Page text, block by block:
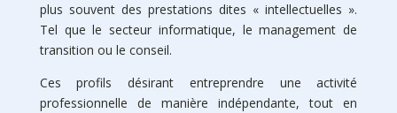
plus souvent des prestations dites « intellectuelles ».
Tel que le secteur informatique, le management de
transition ou le conseil.
Ces profils désirant entreprendre une activité
professionnelle de manière indépendante, tout en